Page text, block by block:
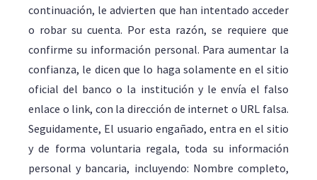
continuación, le advierten que han intentado acceder
o robar su cuenta. Por esta razón, se requiere que
confirme su información personal. Para aumentar la
confianza, le dicen que lo haga solamente en el sitio
oficial del banco o la institución y le envía el falso
enlace o link, con la dirección de internet o URL falsa.
Seguidamente, El usuario engañado, entra en el sitio
y de forma voluntaria regala, toda su información
personal y bancaria, incluyendo: Nombre completo,